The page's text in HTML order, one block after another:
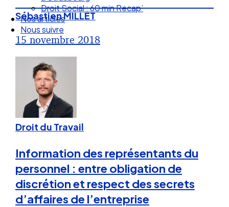
Nos articles
Nous suivre
Sébastien MILLET
15 novembre 2018
Droit du Travail
Information des représentants du
personnel : entre obligation de
discrétion et respect des secrets
d’affaires de l’entreprise